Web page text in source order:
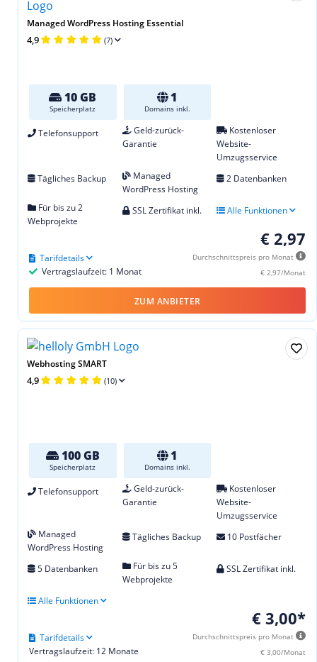
Managed WordPress Hosting Essential
4,9 (7)
10 GB
Speicherplatz
1
Domains inkl.
Telefonsupport
Geld-zurück-
Garantie
Kostenloser
Website-
Umzugsservice
Tägliches Backup
Managed
WordPress Hosting
2 Datenbanken
Für bis zu 2
Webprojekte
SSL Zertifikat inkl. Alle Funktionen
€ 2,97
Durchschnittspreis pro Monat
€ 2,97/Monat
Vertragslaufzeit: 1 Monat
Tarifdetails
ZUM ANBIETER
Webhosting SMART
4,9 (10)
100 GB
Speicherplatz
1
Domains inkl.
Telefonsupport
Geld-zurück-
Garantie
Kostenloser
Website-
Umzugsservice
Managed
WordPress Hosting
Tägliches Backup 10 Postfächer
5 Datenbanken
Für bis zu 5
Webprojekte
SSL Zertifikat inkl.
Alle Funktionen
€ 3,00*
Durchschnittspreis pro Monat
€ 3,00/Monat
Vertragslaufzeit: 12 Monate
Tarifdetails